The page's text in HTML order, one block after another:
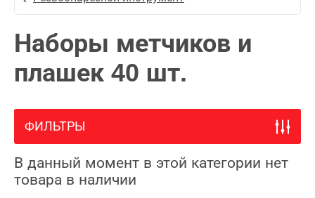
Наборы метчиков и
плашек 40 шт.
ФИЛЬТРЫ
В данный момент в этой категории нет
товара в наличии